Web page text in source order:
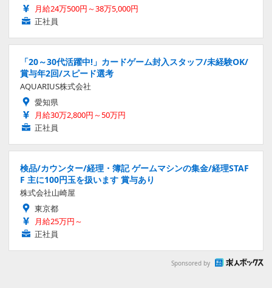
月給24万500円～38万5,000円
正社員
「20～30代活躍中!」カードゲーム封入スタッフ/未経験OK/
賞与年2回/スピード選考
AQUARIUS株式会社
愛知県
月給30万2,800円～50万円
正社員
検品/カウンター/経理・簿記 ゲームマシンの集金/経理STAF
F 主に100円玉を扱います 賞与あり
株式会社山崎屋
東京都
月給25万円～
正社員
Sponsored by